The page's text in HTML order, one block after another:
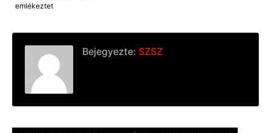
emlékeztet
Bejegyezte: SZSZ